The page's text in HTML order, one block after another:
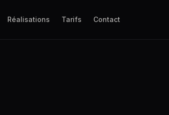
Réalisations Tarifs Contact